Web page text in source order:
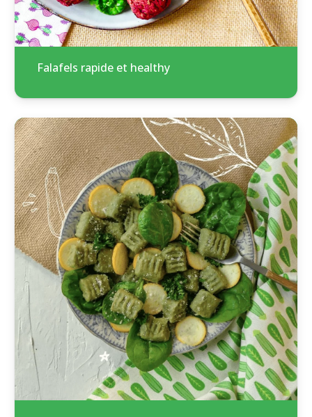
Falafels rapide et healthy